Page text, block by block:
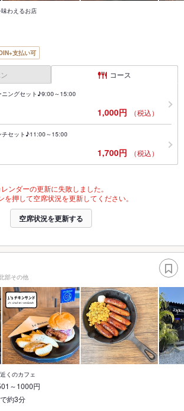
わえるお店
支払い可
コース
ニングセット♪9:00～15:00
1,000円 （税込）
チセット♪11:00～15:00
1,700円 （税込）
ンダーの更新に失敗しました。
を押して空席状況を更新してください。
空席状況を更新する
部その他
くのカフェ
～1000円
約3分